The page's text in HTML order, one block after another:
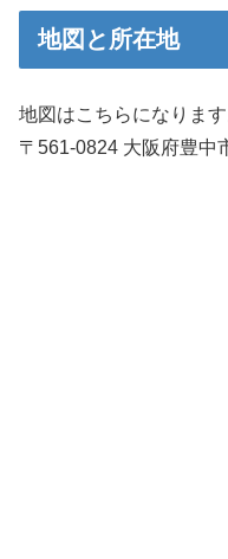
地図と所在地
地図はこちらになります
〒561-0824 大阪府豊中